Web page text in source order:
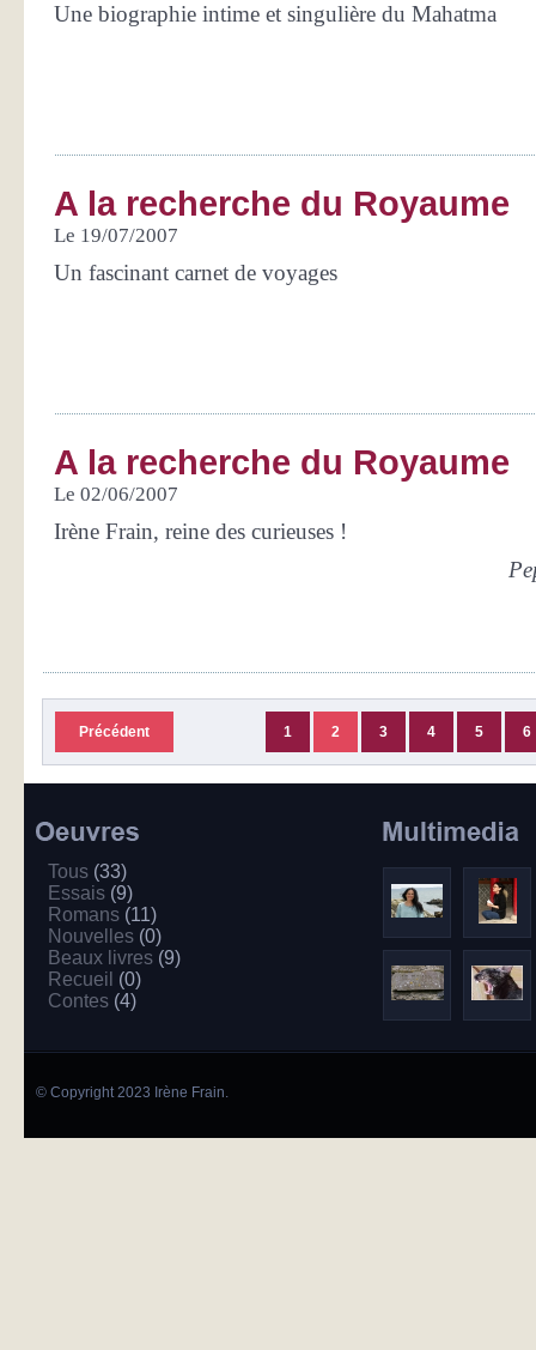
Une biographie intime et singulière du Mahatma
A la recherche du Royaume
Le 19/07/2007
Un fascinant carnet de voyages
A la recherche du Royaume
Le 02/06/2007
Irène Frain, reine des curieuses !
Précédent 1 2 3 4 5 6
Tous (33)
Essais (9)
Romans (11)
Nouvelles (0)
Beaux livres (9)
Recueil (0)
Contes (4)
© Copyright 2023 Irène Frain.